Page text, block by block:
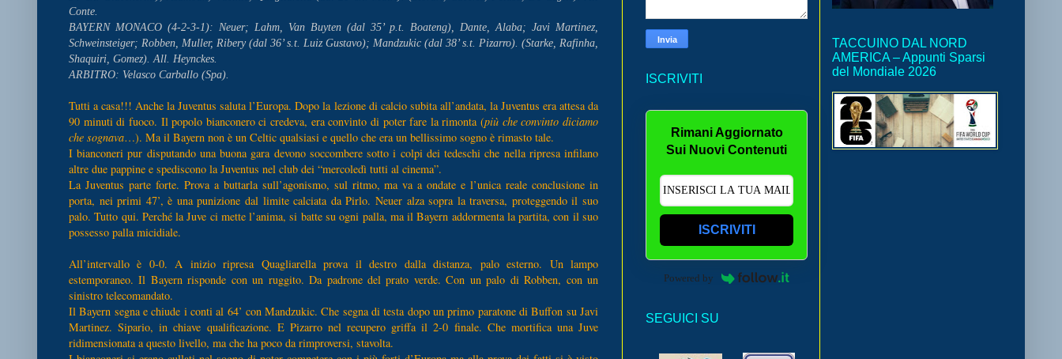
Conte.
BAYERN MONACO (4-2-3-1): Neuer; Lahm, Van Buyten (dal 35’ p.t. Boateng), Dante, Alaba; Javi Martinez,
Schweinsteiger; Robben, Muller, Ribery (dal 36’ s.t. Luiz Gustavo); Mandzukic (dal 38’ s.t. Pizarro). (Starke, Rafinha,
Shaquiri, Gomez). All. Heynckes.
ARBITRO: Velasco Carballo (Spa).
Tutti a casa!!! Anche la Juventus saluta l’Europa. Dopo la lezione di calcio subita all’andata, la Juventus era attesa da
90 minuti di fuoco. Il popolo bianconero ci credeva, era convinto di poter fare la rimonta (più che convinto diciamo
che sognava…). Ma il Bayern non è un Celtic qualsiasi e quello che era un bellissimo sogno è rimasto tale.
I bianconeri pur disputando una buona gara devono soccombere sotto i colpi dei tedeschi che nella ripresa infilano
altre due pappine e spediscono la Juventus nel club dei “mercoledì tutti al cinema”.
La Juventus parte forte. Prova a buttarla sull’agonismo, sul ritmo, ma va a ondate e l’unica reale conclusione in
porta, nei primi 47’, è una punizione dal limite calciata da Pirlo. Neuer alza sopra la traversa, proteggendo il suo
palo. Tutto qui. Perché la Juve ci mette l’anima, si batte su ogni palla, ma il Bayern addormenta la partita, con il suo
possesso palla micidiale.
All’intervallo è 0-0. A inizio ripresa Quagliarella prova il destro dalla distanza, palo esterno. Un lampo
estemporaneo. Il Bayern risponde con un ruggito. Da padrone del prato verde. Con un palo di Robben, con un
sinistro telecomandato.
Il Bayern segna e chiude i conti al 64’ con Mandzukic. Che segna di testa dopo un primo paratone di Buffon su Javi
Martinez. Sipario, in chiave qualificazione. E Pizarro nel recupero griffa il 2-0 finale. Che mortifica una Juve
ridimensionata a questo livello, ma che ha poco da rimproversi, stavolta.
ISCRIVITI
Rimani Aggiornato
Sui Nuovi Contenuti
ISCRIVITI
Powered by
SEGUICI SU
TACCUINO DAL NORD
AMERICA – Appunti Sparsi
del Mondiale 2026